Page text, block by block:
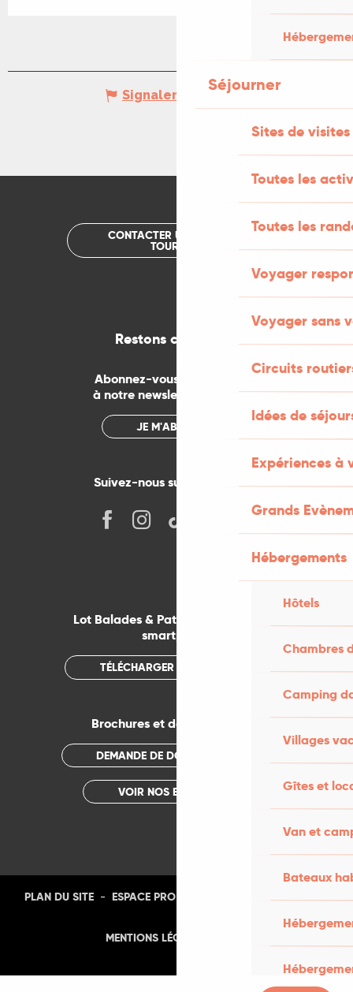
Séjourner
Sites de visites
Toutes les
Toutes les
Voyager
Voyager sans
Circuits
Idées de
Expériences à
Grands
Hébergements
Hôtels
Chambres
Camping
Villages
Gîtes et
Van et
Bateaux
Signaler une erreur
CONTACTER UN OFFICE DE
TOURISME
Restons connectés
Abonnez-vous gratuitement
à notre newsletter mensuelle
JE M'ABONNE
Suivez-nous sur les réseaux !
Lot Balades & Patrimoines sur votre
smartphone
TÉLÉCHARGER L'APPLICATION
Brochures et documentations
DEMANDE DE DOCUMENTATION
VOIR NOS BROCHURES
PLAN DU SITE - ESPACE PRO -
MENTIONS LÉGALES